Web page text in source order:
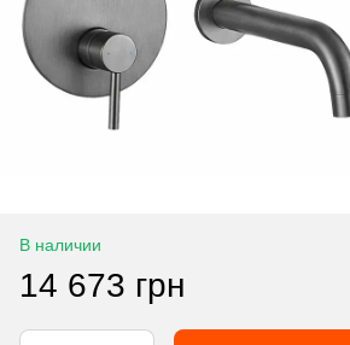
В наличии
14 673 грн